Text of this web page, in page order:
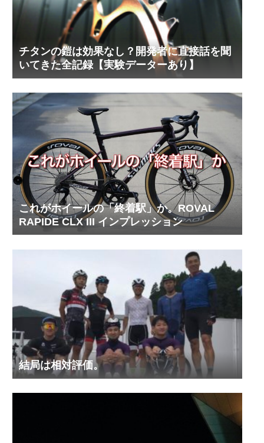
チタンの鎧は効果なし？開発者に直接話を聞
いてきた全記録【実験データーあり】
これがホイールの「終着駅」か。ROVAL
RAPIDE CLX III インプレッション
結局は相対評価。